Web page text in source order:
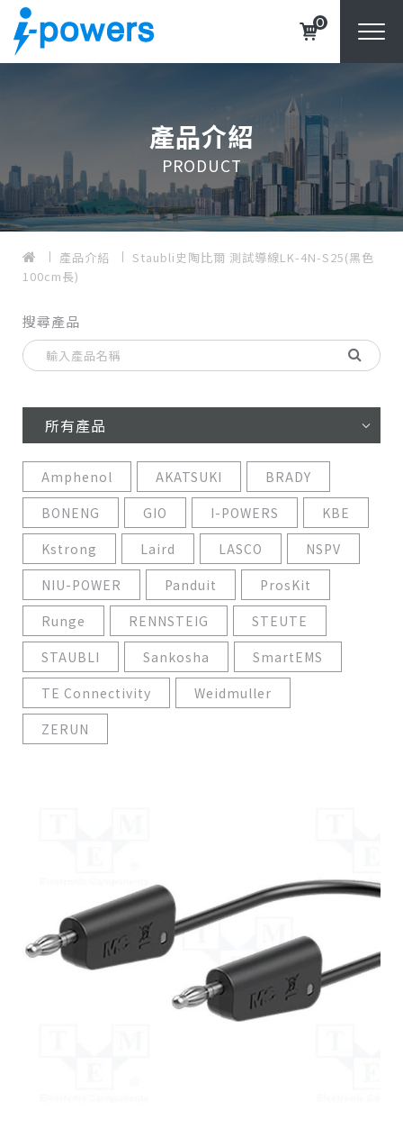
0
產品介紹
PRODUCT
產品介紹
Staubli史陶比爾 測試導線LK-4N-S25(黑色
100cm長)
搜尋產品
所有產品
Amphenol AKATSUKI
BRADY
BONENG
GIO I-POWERS
KBE
Kstrong
Laird LASCO
NSPV
NIU-POWER
Panduit
ProsKit
Runge
RENNSTEIG
STEUTE
STAUBLI
Sankosha
SmartEMS
TE Connectivity
Weidmuller
ZERUN